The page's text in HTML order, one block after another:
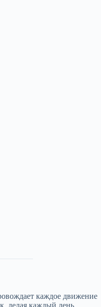
каждое движение
делая каждый день